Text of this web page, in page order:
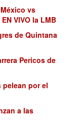
vs
VIVO la LMB
de Quintana
Pericos de
pelean por el
a las